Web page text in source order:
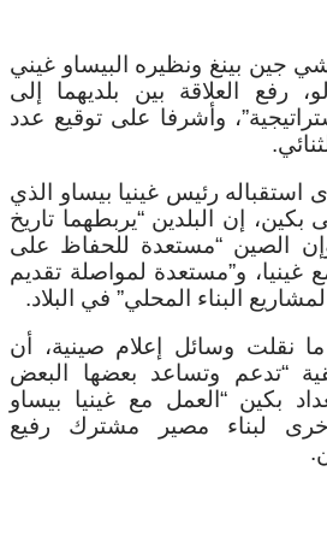
جين بينغ ونظيره البيساو غيني
رفع العلاقة بين بلديهما إلى
وأشرفا على توقيع عدد
رئيس غينيا بيساو الذي
بكين، إن البلدين “يربطهما تاريخ
الصين “مستعدة للحفاظ على
غينيا، و”مستعدة لمواصلة تقديم
البناء المحلي” في البلاد.
وسائل إعلام صينية، أن
“تدعم وتساعد بعضها البعض
بكين “العمل مع غينيا بيساو
لبناء مصير مشترك رفيع